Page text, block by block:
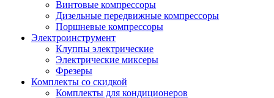
Винтовые компрессоры
Дизельные передвижные компрессоры
Поршневые компрессоры
Электроинструмент
Клуппы электрические
Электрические миксеры
Фрезеры
Комплекты со скидкой
Комплекты для кондиционеров